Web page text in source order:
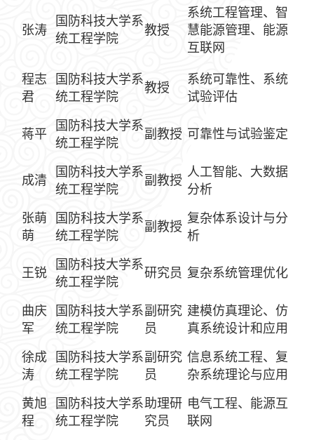
张涛
国防科技大学系
统工程学院
教授
系统工程管理、智
慧能源管理、能源
互联网
程志
君
国防科技大学系
统工程学院
教授
系统可靠性、系统
试验评估
蒋平
国防科技大学系
统工程学院
副教授 可靠性与试验鉴定
成清
国防科技大学系
统工程学院
副教授
人工智能、大数据
分析
张萌
萌
国防科技大学系
统工程学院
副教授
复杂体系设计与分
析
王锐
国防科技大学系
统工程学院
研究员 复杂系统管理优化
曲庆
军
国防科技大学系
统工程学院
副研究
员
建模仿真理论、仿
真系统设计和应用
徐成
涛
国防科技大学系
统工程学院
副研究
员
信息系统工程、复
杂系统理论与应用
黄旭
程
国防科技大学系
统工程学院
助理研
究员
电气工程、能源互
联网